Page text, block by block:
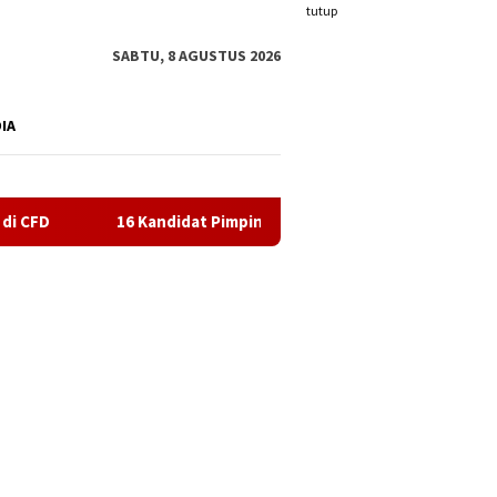
tutup
SABTU, 8 AGUSTUS 2026
Pimpinan BAZNAS Karimun Lolos Seleksi, Hasil Akhir